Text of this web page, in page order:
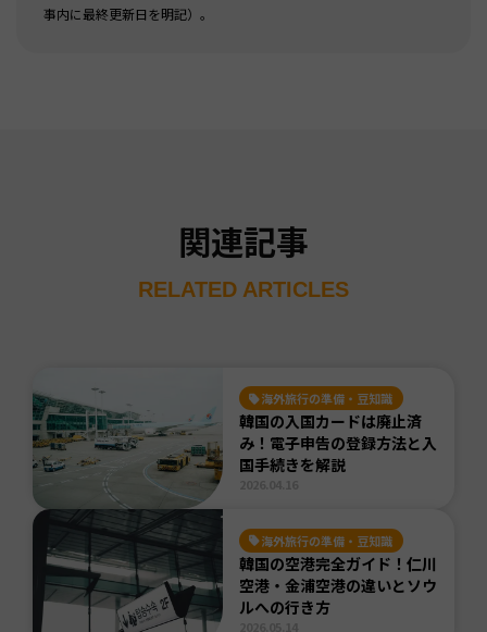
事内に最終更新日を明記）。
関連記事
RELATED ARTICLES
海外旅行の準備・豆知識
韓国の入国カードは廃止済
み！電子申告の登録方法と入
国手続きを解説
海外旅行の準備・豆知識
韓国の空港完全ガイド！仁川
空港・金浦空港の違いとソウ
ルへの行き方